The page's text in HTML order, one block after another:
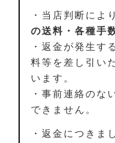
・当店判断によ
の送料・各種手
・返金が発生す
料等を差し引い
います。
・事前連絡のな
できません。
・返金につきま